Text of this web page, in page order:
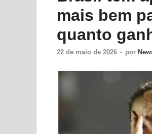
mais bem
quanto
22 de maio de 2026 - por